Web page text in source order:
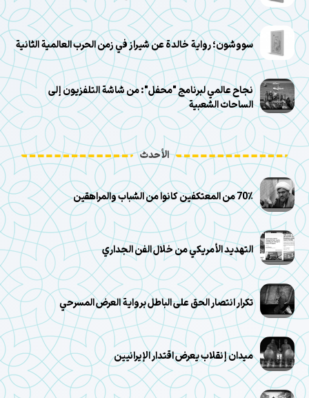
سووشون؛ رواية خالدة عن شيراز في زمن الحرب العالمية الثانية
نجاح عالمي لبرنامج "محفل": من شاشة التلفزيون إلى
الساحات الشعبية
الأحدث
70٪ من المعتكفين كانوا من الشباب والمراهقين
التهديد الأمريكي من خلال الفن الجداري
تكرار انتصار الحق على الباطل برواية العرض المسرحي
ميدان إنقلاب يعرض اقتدار الإيرانيين